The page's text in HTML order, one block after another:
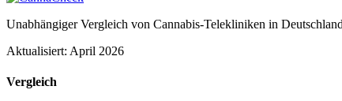
Unabhängiger Vergleich von Cannabis-Telekliniken in
Aktualisiert: April 2026
Vergleich